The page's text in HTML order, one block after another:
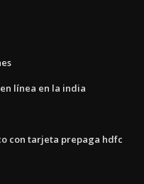
línea en la india
con tarjeta prepaga hdfc